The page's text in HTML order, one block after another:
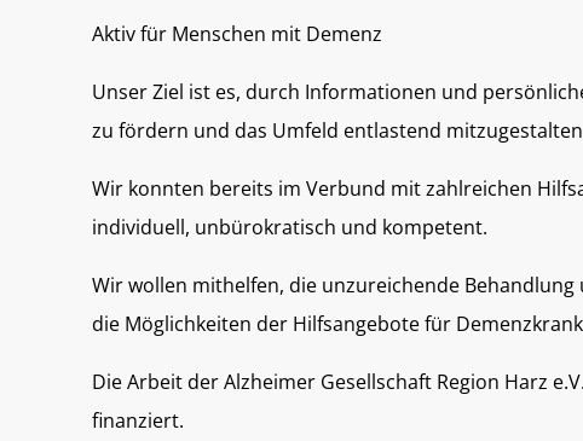
Aktiv für Menschen mit Demenz
Unser Ziel ist es, durch Informationen und
zu fördern und das Umfeld entlastend
Wir konnten bereits im Verbund mit zahlreichen
individuell, unbürokratisch und kompetent.
Wir wollen mithelfen, die unzureichende
die Möglichkeiten der Hilfsangebote für
Die Arbeit der Alzheimer Gesellschaft Region Harz
finanziert.